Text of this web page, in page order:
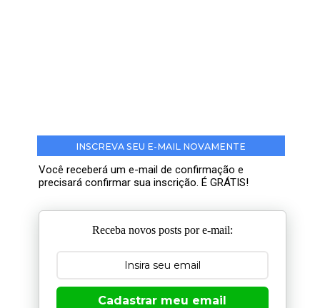
INSCREVA SEU E-MAIL NOVAMENTE
Você receberá um e-mail de confirmação e
precisará confirmar sua inscrição. É GRÁTIS!
Receba novos posts por e-mail:
Cadastrar meu email